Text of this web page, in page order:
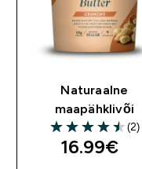
Naturaalne
maapähklivõi
4.5 out of 5 stars
(2)
16.99€‎